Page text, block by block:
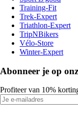
Training-Fit
Trek-Expert
Triathlon-Expert
TripNBikers
Vélo-Store
Winter-Expert
Abonneer je op
Profiteer van 10%